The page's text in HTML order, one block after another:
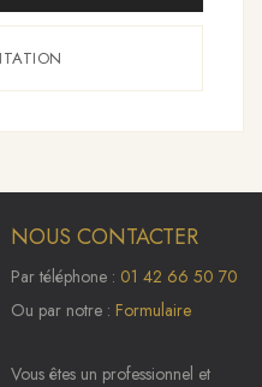
NOUS CONTACTER
Par téléphone : 01 42 66 50 70
Ou par notre : Formulaire
Vous êtes un professionnel et